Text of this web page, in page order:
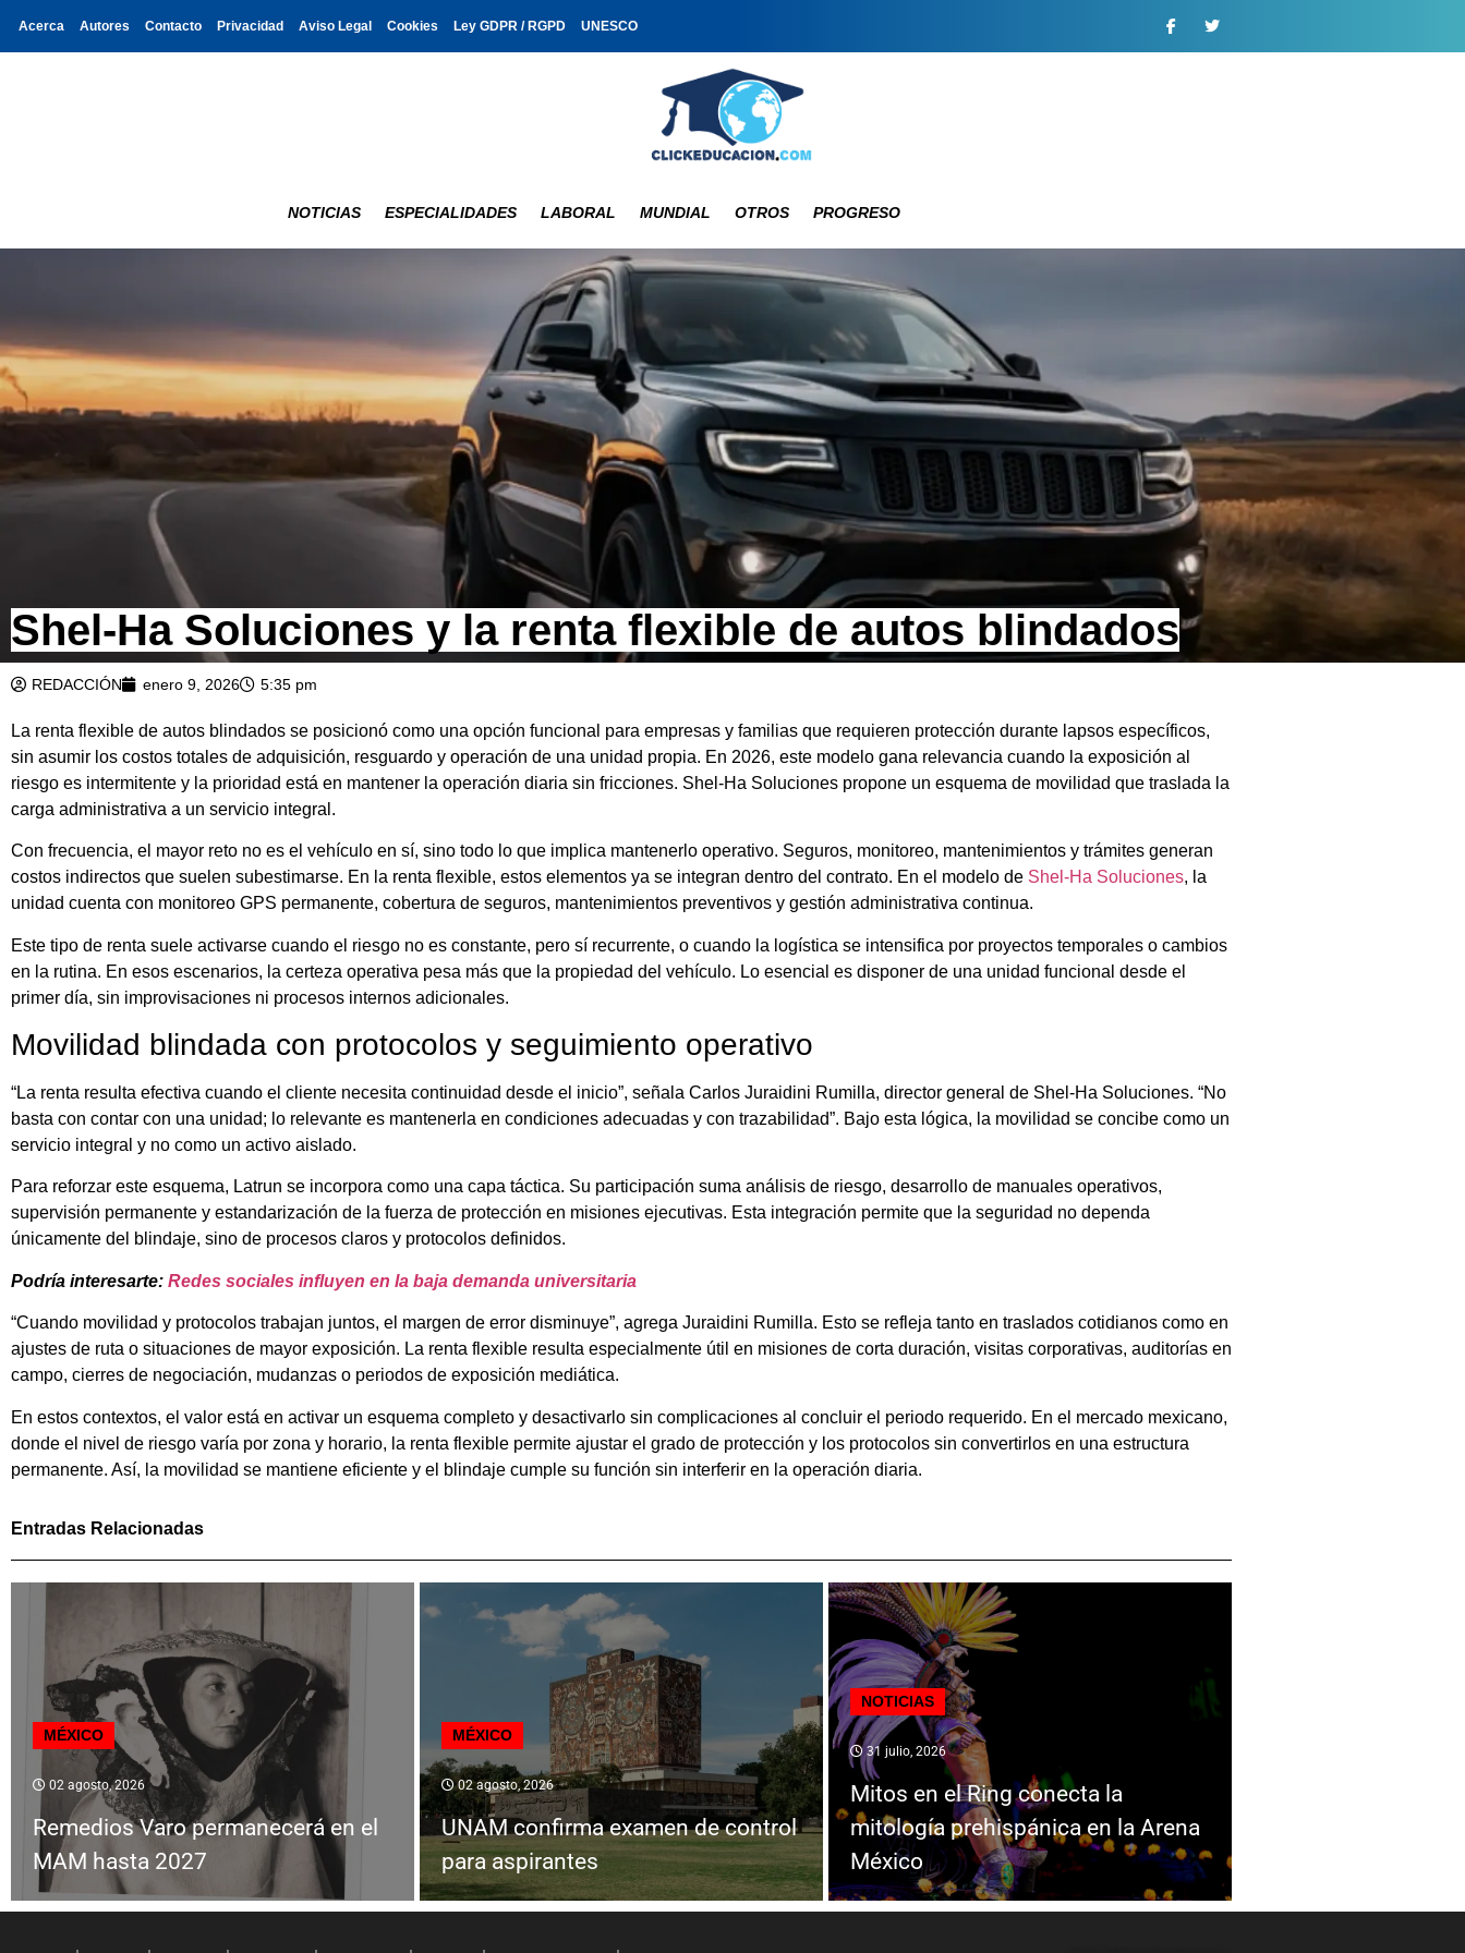
Acerca Autores Contacto Privacidad Aviso Legal Cookies Ley GDPR / RGPD UNESCO
NOTICIAS ESPECIALIDADES LABORAL MUNDIAL OTROS PROGRESO
Shel-Ha Soluciones y la renta flexible de autos blindados
REDACCIÓN enero 9, 2026 5:35 pm
La renta flexible de autos blindados se posicionó como una opción funcional para empresas y familias que requieren protección durante lapsos específicos,
sin asumir los costos totales de adquisición, resguardo y operación de una unidad propia. En 2026, este modelo gana relevancia cuando la exposición al
riesgo es intermitente y la prioridad está en mantener la operación diaria sin fricciones. Shel-Ha Soluciones propone un esquema de movilidad que traslada la
carga administrativa a un servicio integral.
Con frecuencia, el mayor reto no es el vehículo en sí, sino todo lo que implica mantenerlo operativo. Seguros, monitoreo, mantenimientos y trámites generan
costos indirectos que suelen subestimarse. En la renta flexible, estos elementos ya se integran dentro del contrato. En el modelo de Shel-Ha Soluciones, la
unidad cuenta con monitoreo GPS permanente, cobertura de seguros, mantenimientos preventivos y gestión administrativa continua.
Este tipo de renta suele activarse cuando el riesgo no es constante, pero sí recurrente, o cuando la logística se intensifica por proyectos temporales o cambios
en la rutina. En esos escenarios, la certeza operativa pesa más que la propiedad del vehículo. Lo esencial es disponer de una unidad funcional desde el
primer día, sin improvisaciones ni procesos internos adicionales.
Movilidad blindada con protocolos y seguimiento operativo
“La renta resulta efectiva cuando el cliente necesita continuidad desde el inicio”, señala Carlos Juraidini Rumilla, director general de Shel-Ha Soluciones. “No
basta con contar con una unidad; lo relevante es mantenerla en condiciones adecuadas y con trazabilidad”. Bajo esta lógica, la movilidad se concibe como un
servicio integral y no como un activo aislado.
Para reforzar este esquema, Latrun se incorpora como una capa táctica. Su participación suma análisis de riesgo, desarrollo de manuales operativos,
supervisión permanente y estandarización de la fuerza de protección en misiones ejecutivas. Esta integración permite que la seguridad no dependa
únicamente del blindaje, sino de procesos claros y protocolos definidos.
Podría interesarte: Redes sociales influyen en la baja demanda universitaria
“Cuando movilidad y protocolos trabajan juntos, el margen de error disminuye”, agrega Juraidini Rumilla. Esto se refleja tanto en traslados cotidianos como en
ajustes de ruta o situaciones de mayor exposición. La renta flexible resulta especialmente útil en misiones de corta duración, visitas corporativas, auditorías en
campo, cierres de negociación, mudanzas o periodos de exposición mediática.
En estos contextos, el valor está en activar un esquema completo y desactivarlo sin complicaciones al concluir el periodo requerido. En el mercado mexicano,
donde el nivel de riesgo varía por zona y horario, la renta flexible permite ajustar el grado de protección y los protocolos sin convertirlos en una estructura
permanente. Así, la movilidad se mantiene eficiente y el blindaje cumple su función sin interferir en la operación diaria.
Entradas Relacionadas
MÉXICO
02 agosto, 2026
Remedios Varo permanecerá en el
MAM hasta 2027
MÉXICO
02 agosto, 2026
UNAM confirma examen de control
para aspirantes
NOTICIAS
31 julio, 2026
Mitos en el Ring conecta la
mitología prehispánica en la Arena
México